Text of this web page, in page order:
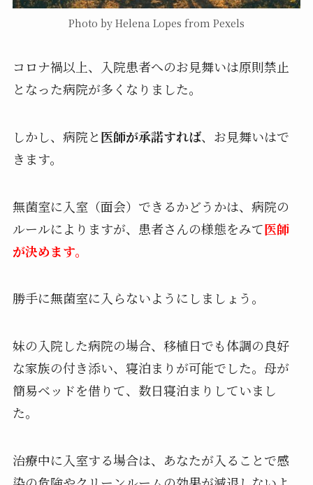
Photo by Helena Lopes from Pexels
コロナ禍以上、入院患者へのお見舞いは原則禁止
となった病院が多くなりました。
しかし、病院と医師が承諾すれば、お見舞いはで
きます。
無菌室に入室（面会）できるかどうかは、病院の
ルールによりますが、患者さんの様態をみて医師
が決めます。
勝手に無菌室に入らないようにしましょう。
妹の入院した病院の場合、移植日でも体調の良好
な家族の付き添い、寝泊まりが可能でした。母が
簡易ベッドを借りて、数日寝泊まりしていまし
た。
治療中に入室する場合は、あなたが入ることで感